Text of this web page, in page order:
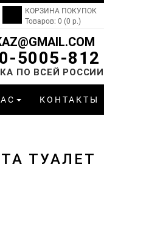
КОРЗИНА ПОКУПОК
Товаров: 0 (0 р.)
5005-812
ПО ВСЕЙ РОССИИ
КОНТАКТЫ
ТУАЛЕТ